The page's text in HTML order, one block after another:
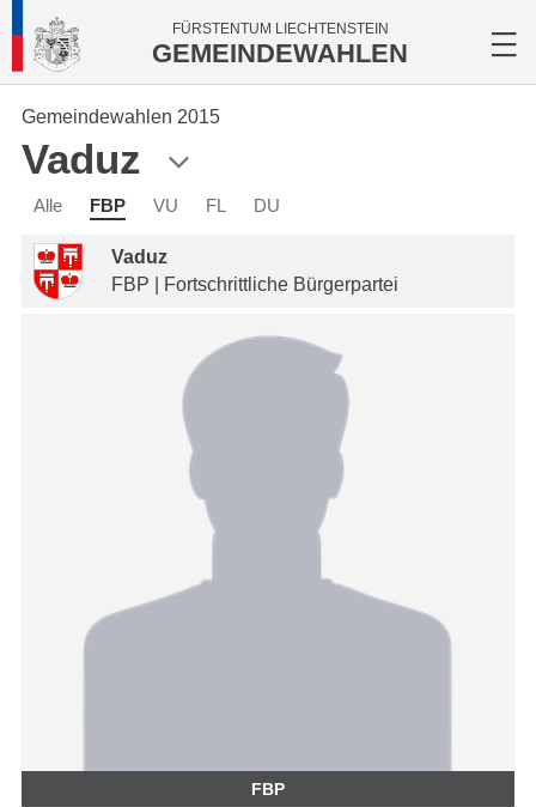
FÜRSTENTUM LIECHTENSTEIN
GEMEINDEWAHLEN
Gemeindewahlen 2015
Vaduz
Alle FBP VU FL DU
Vaduz
FBP | Fortschrittliche Bürgerpartei
FBP